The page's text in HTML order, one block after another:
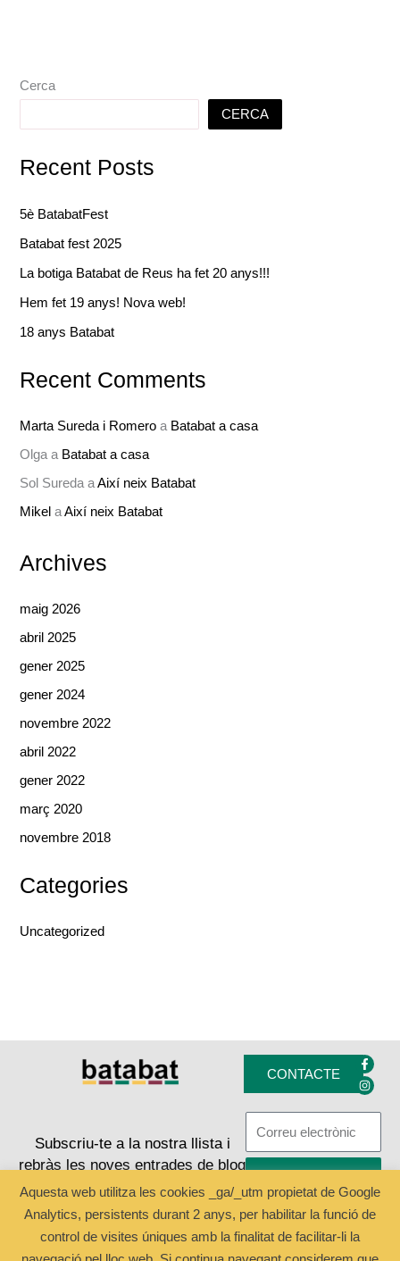
Cerca
CERCA
Recent Posts
5è BatabatFest
Batabat fest 2025
La botiga Batabat de Reus ha fet 20 anys!!!
Hem fet 19 anys! Nova web!
18 anys Batabat
Recent Comments
Marta Sureda i Romero a Batabat a casa
Olgaa Batabat a casa
Sol SuredaaAixí neix Batabat
Mikel aAixí neix Batabat
Archives
maig 2026
abril 2025
gener 2025
gener 2024
novembre 2022
abril 2022
gener 2022
març 2020
novembre 2018
Categories
Uncategorized
CONTACTE
F
a
c
e
-
I
n
s
t
m
Subscriu-te a la nostra llista i
rebràs les noves entrades de blog
Aquesta web utilitza les cookies _ga/_utm propietat de Google
Analytics, persistents durant 2 anys, per habilitar la funció de
control de visites úniques amb la finalitat de facilitar-li la